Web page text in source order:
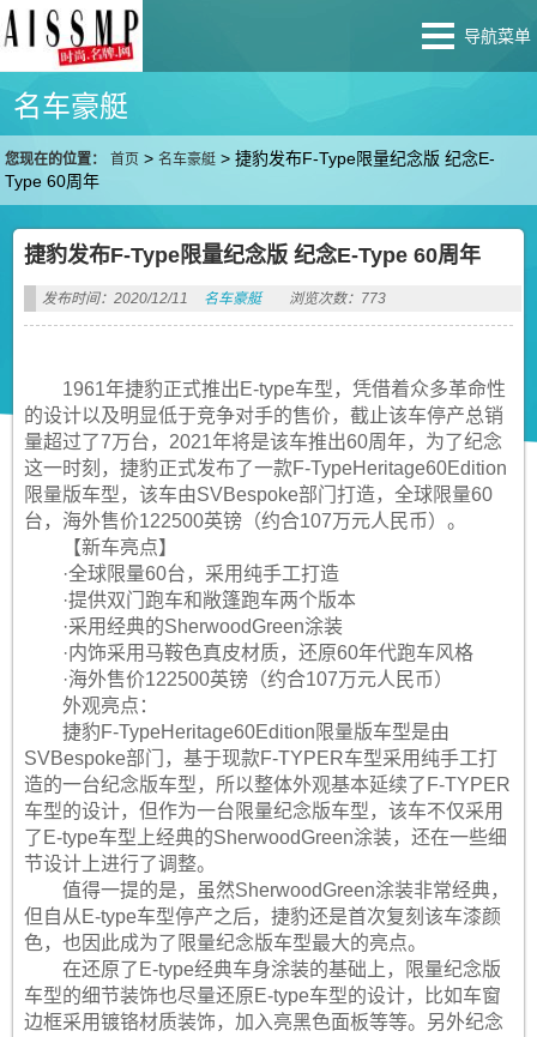
导航菜单
名车豪艇
您现在的位置： 首页 >名车豪艇 >捷豹发布F-Type限量纪念版 纪念E-
Type 60周年
捷豹发布F-Type限量纪念版 纪念E-Type 60周年
发布时间：2020/12/11 名车豪艇 浏览次数：773
1961年捷豹正式推出E-type车型，凭借着众多革命性
的设计以及明显低于竞争对手的售价，截止该车停产总销
量超过了7万台，2021年将是该车推出60周年，为了纪念
这一时刻，捷豹正式发布了一款F-TypeHeritage60Edition
限量版车型，该车由SVBespoke部门打造，全球限量60
台，海外售价122500英镑（约合107万元人民币）。
【新车亮点】
·全球限量60台，采用纯手工打造
·提供双门跑车和敞篷跑车两个版本
·采用经典的SherwoodGreen涂装
·内饰采用马鞍色真皮材质，还原60年代跑车风格
·海外售价122500英镑（约合107万元人民币）
外观亮点：
捷豹F-TypeHeritage60Edition限量版车型是由
SVBespoke部门，基于现款F-TYPER车型采用纯手工打
造的一台纪念版车型，所以整体外观基本延续了F-TYPER
车型的设计，但作为一台限量纪念版车型，该车不仅采用
了E-type车型上经典的SherwoodGreen涂装，还在一些细
节设计上进行了调整。
值得一提的是，虽然SherwoodGreen涂装非常经典，
但自从E-type车型停产之后，捷豹还是首次复刻该车漆颜
色，也因此成为了限量纪念版车型最大的亮点。
在还原了E-type经典车身涂装的基础上，限量纪念版
车型的细节装饰也尽量还原E-type车型的设计，比如车窗
边框采用镀铬材质装饰，加入亮黑色面板等等。另外纪念